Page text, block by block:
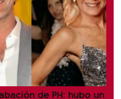
de PH: hubo un